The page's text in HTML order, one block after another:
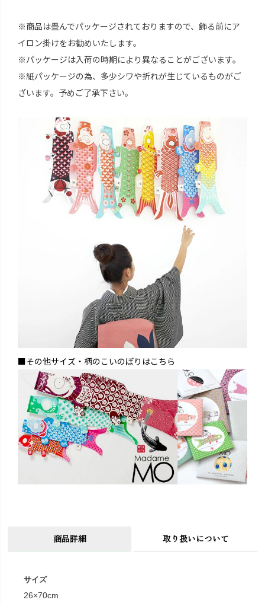
※商品は畳んでパッケージされておりますので、飾る前にア
イロン掛けをお勧めいたします。
※パッケージは入荷の時期により異なることがございます。
※紙パッケージの為、多少シワや折れが生じているものがご
ざいます。予めご了承下さい。
■その他サイズ・柄のこいのぼりはこちら
商品詳細 取り扱いについて
サイズ
26×70cm